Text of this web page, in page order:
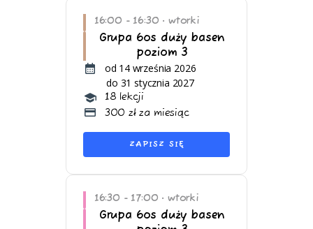
16:00 - 16:30 • wtorki
Grupa 6os duży basen
poziom 3
od 14 września 2026
do 31 stycznia 2027
18 lekcji
300 zł za miesiąc
ZAPISZ SIĘ
16:30 - 17:00 • wtorki
Grupa 6os duży basen